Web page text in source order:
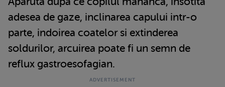
adesea de gaze, inclinarea capului intr-o
parte, indoirea coatelor si extinderea
soldurilor, arcuirea poate fi un semn de
reflux gastroesofagian.